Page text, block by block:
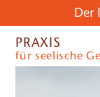
Der
PRAXIS
für seelische